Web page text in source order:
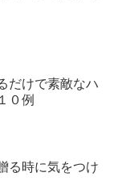
だけで素敵なハ
０例
る時に気をつけ